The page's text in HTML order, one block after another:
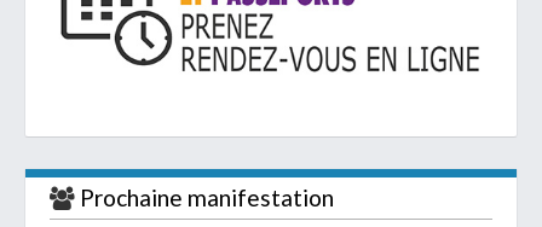
Prochaine manifestation